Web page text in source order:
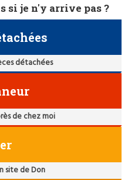
si je n'y arrive pas ?
détachées
de chez moi
site de Don